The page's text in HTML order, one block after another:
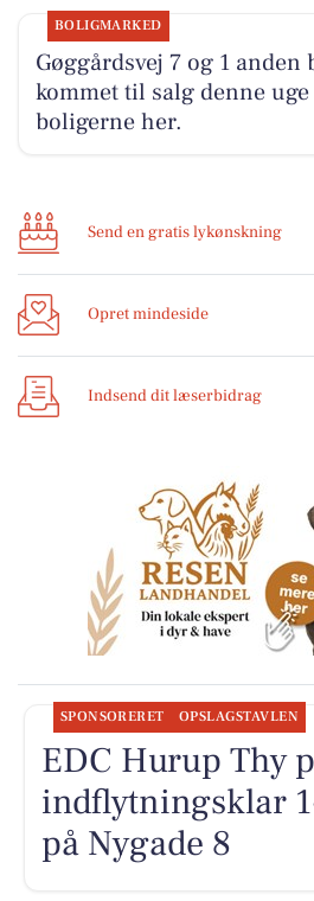
BOLIGMARKED
Gøggårdsvej 7 og 1 anden
kommet til salg denne
boligerne her.
Send en gratis lykønskning
Opret mindeside
Indsend dit læserbidrag
SPONSORERET OPSLAGSTAVLEN
EDC Hurup Thy
indflytningsklar
på Nygade 8